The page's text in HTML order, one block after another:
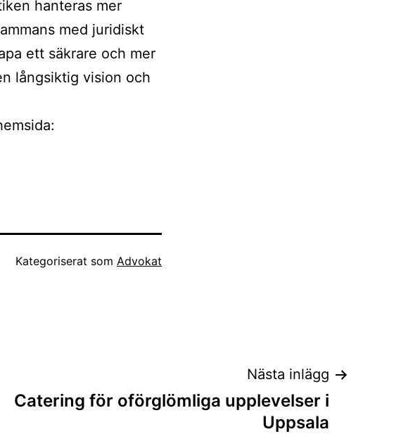
hanteras mer
med juridiskt
ett säkrare och mer
långsiktig vision och
Kategoriserat som Advokat
Nästa inlägg
Catering för oförglömliga upplevelser i
Uppsala